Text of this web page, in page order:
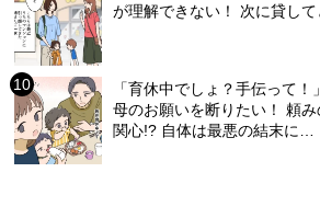
が理解できない！ 次に貸し
「育休中でしょ？手伝って
母のお願いを断りたい！ 頼
関心!? 自体は最悪の結末に…